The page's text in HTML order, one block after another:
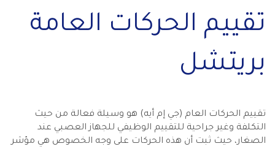
تقييم الحركات العامة
بريتشل
تقييم الحركات العام (جي إم أيه) هو وسيلة فعالة من حيث
التكلفة وغير جراحية للتقييم الوظيفي للجهاز العصبي عند
الصغار، حيث ثبت أن هذه الحركات على وجه الخصوص هي مؤشر